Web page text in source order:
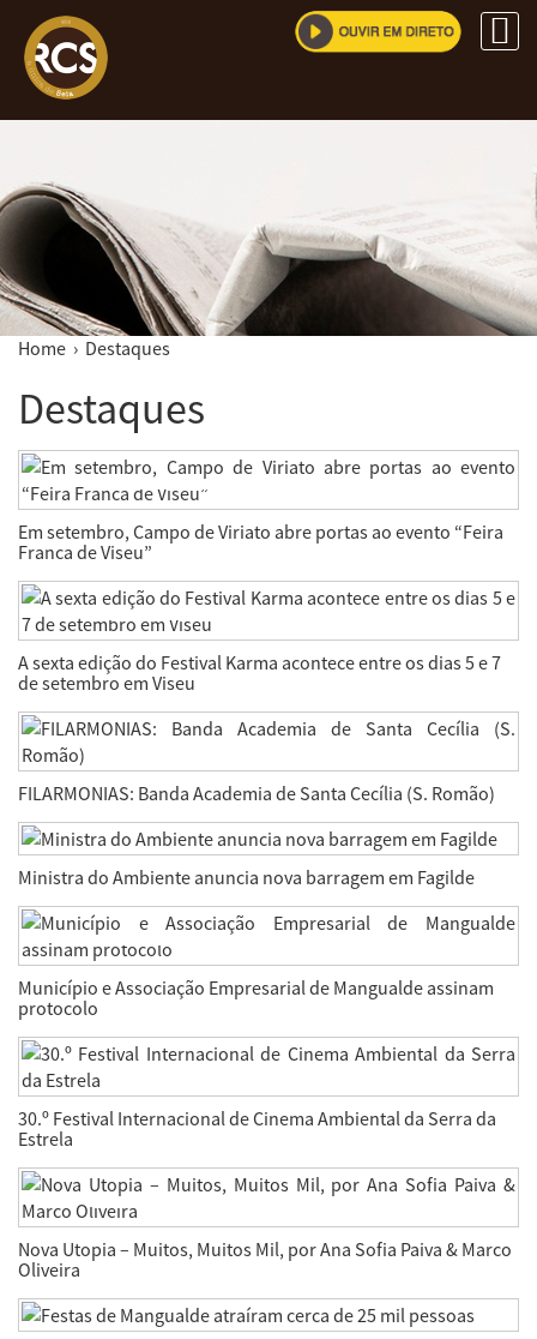
Home › Destaques
Destaques
Em setembro, Campo de Viriato abre portas ao evento “Feira
Franca de Viseu”
A sexta edição do Festival Karma acontece entre os dias 5 e 7
de setembro em Viseu
FILARMONIAS: Banda Academia de Santa Cecília (S. Romão)
Ministra do Ambiente anuncia nova barragem em Fagilde
Município e Associação Empresarial de Mangualde assinam
protocolo
30.º Festival Internacional de Cinema Ambiental da Serra da
Estrela
Nova Utopia – Muitos, Muitos Mil, por Ana Sofia Paiva & Marco
Oliveira